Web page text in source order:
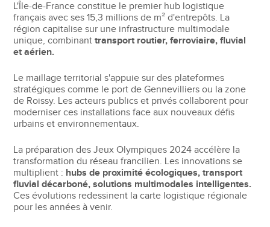
L'Île-de-France constitue le premier hub logistique
français avec ses 15,3 millions de m² d'entrepôts. La
région capitalise sur une infrastructure multimodale
unique, combinanttransport routier, ferroviaire, fluvial
et aérien.
Le maillage territorial s'appuie sur des plateformes
stratégiques comme le port de Gennevilliers ou la zone
de Roissy. Les acteurs publics et privés collaborent pour
moderniser ces installations face aux nouveaux défis
urbains et environnementaux.
La préparation des Jeux Olympiques 2024 accélère la
transformation du réseau francilien. Les innovations se
multiplient : hubs de proximité écologiques, transport
fluvial décarboné, solutions multimodales intelligentes.
Ces évolutions redessinent la carte logistique régionale
pour les années à venir.